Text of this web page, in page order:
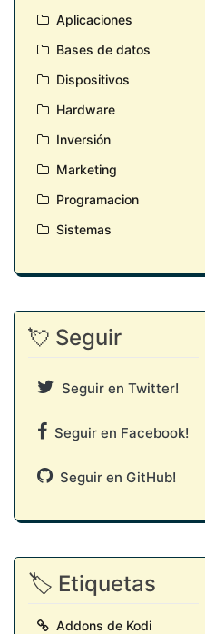
Aplicaciones
Bases de datos
Dispositivos
Hardware
Inversión
Marketing
Programacion
Sistemas
💘 Seguir
Seguir en Twitter!
Seguir en Facebook!
Seguir en GitHub!
🏷️ Etiquetas
Addons de Kodi